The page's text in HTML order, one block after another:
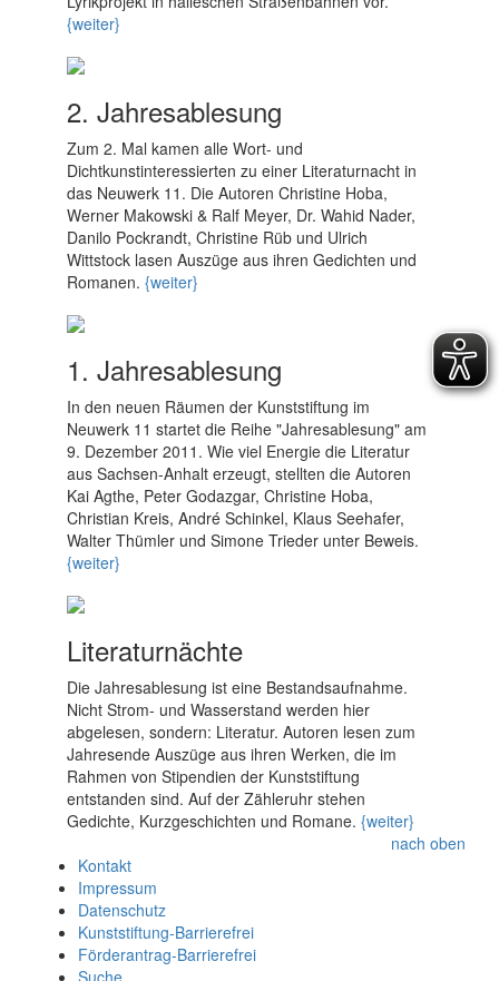
{weiter}
2. Jahresablesung
Zum 2. Mal kamen alle Wort- und
Dichtkunstinteressierten zu einer Literaturnacht in
das Neuwerk 11. Die Autoren Christine Hoba,
Werner Makowski & Ralf Meyer, Dr. Wahid Nader,
Danilo Pockrandt, Christine Rüb und Ulrich
Wittstock lasen Auszüge aus ihren Gedichten und
Romanen. {weiter}
1. Jahresablesung
In den neuen Räumen der Kunststiftung im
Neuwerk 11 startet die Reihe "Jahresablesung" am
9. Dezember 2011. Wie viel Energie die Literatur
aus Sachsen-Anhalt erzeugt, stellten die Autoren
Kai Agthe, Peter Godazgar, Christine Hoba,
Christian Kreis, André Schinkel, Klaus Seehafer,
Walter Thümler und Simone Trieder unter Beweis.
{weiter}
Literaturnächte
Die Jahresablesung ist eine Bestandsaufnahme.
Nicht Strom- und Wasserstand werden hier
abgelesen, sondern: Literatur. Autoren lesen zum
Jahresende Auszüge aus ihren Werken, die im
Rahmen von Stipendien der Kunststiftung
entstanden sind. Auf der Zähleruhr stehen
Gedichte, Kurzgeschichten und Romane. {weiter}
nach oben
Kontakt
Impressum
Datenschutz
Kunststiftung-Barrierefrei
Förderantrag-Barrierefrei
Suche